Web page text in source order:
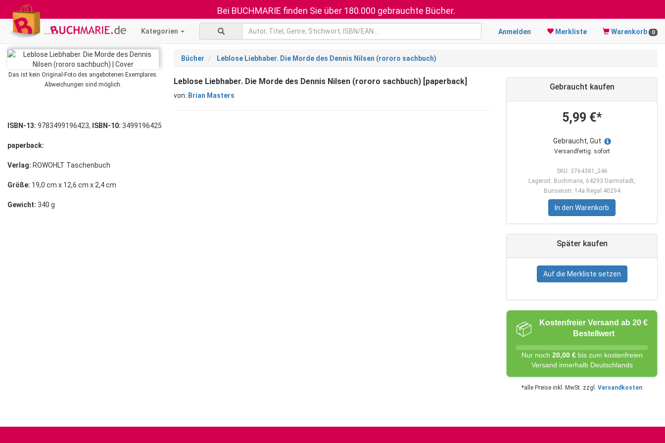
Bei BUCHMARIE finden Sie über 180.000 gebrauchte Bücher.
Kategorien Anmelden Merkliste Warenkorb 0
Das ist kein Original-Foto des angebotenen Exemplares.
Abweichungen sind möglich.
Bücher Leblose Liebhaber. Die Morde des Dennis Nilsen (rororo sachbuch)
Leblose Liebhaber. Die Morde des Dennis Nilsen (rororo sachbuch) [paperback]
von: Brian Masters
Gebraucht kaufen
5,99 €*
Gebraucht, Gut
Versandfertig: sofort
SKU: 3764381_246
Lagerort: Buchmarie, 64293 Darmstadt,
Bunsenstr. 14a Regal 40294
In den Warenkorb
Später kaufen
Auf die Merkliste setzen
📦
Kostenfreier Versand ab 20 €
Bestellwert
Nur noch 20,00 €bis zum kostenfreien
Versand innerhalb Deutschlands
*alle Preise inkl. MwSt. zzgl. Versandkosten
ISBN-13: 9783499196423, ISBN-10: 3499196425
paperback:
Verlag: ROWOHLT Taschenbuch
Größe: 19,0 cm x 12,6 cm x 2,4 cm
Gewicht: 340 g